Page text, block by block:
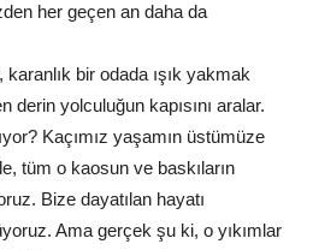
her geçen an daha da
bir odada ışık yakmak
derin yolculuğun kapısını aralar.
Kaçımız yaşamın üstümüze
tüm o kaosun ve baskıların
Bize dayatılan hayatı
Ama gerçek şu ki, o yıkımlar